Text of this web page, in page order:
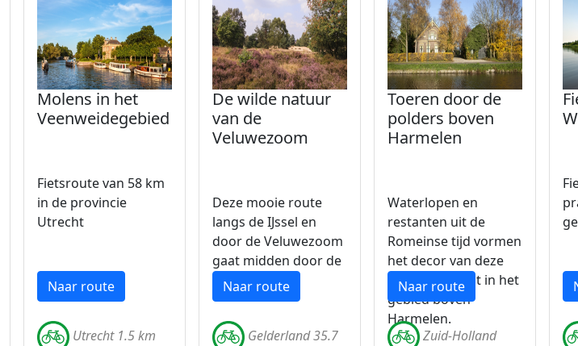
Molens in het
Veenweidegebied
Fietsroute van 58 km
in de provincie
Utrecht
Naar route
Utrecht 1.5 km
De wilde natuur
van de
Veluwezoom
Deze mooie route
langs de IJssel en
door de Veluwezoom
gaat midden door de
natuur.
Naar route
Gelderland 35.7
Toeren door de
polders boven
Harmelen
Waterlopen en
restanten uit de
Romeinse tijd vormen
het decor van deze
open fietstocht in het
gebied boven
Harmelen.
Naar route
Zuid-Holland